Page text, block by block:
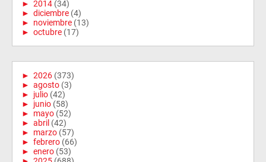
► 2014 (34)
► diciembre (4)
► noviembre (13)
► octubre (17)
► 2026 (373)
► agosto (3)
► julio (42)
► junio (58)
► mayo (52)
► abril (42)
► marzo (57)
► febrero (66)
► enero (53)